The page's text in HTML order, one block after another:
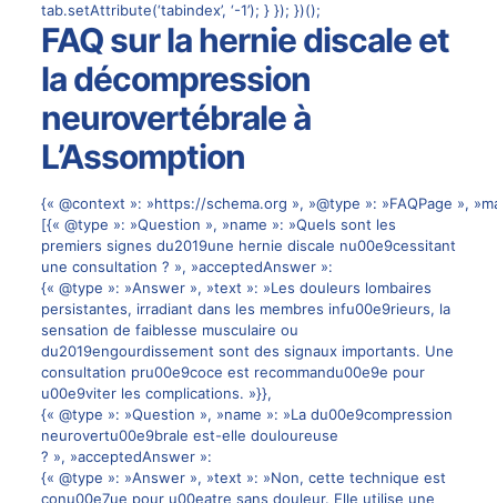
tab.setAttribute(‘tabindex’, ‘-1’); } }); })();
FAQ sur la hernie discale et
la décompression
neurovertébrale à
L’Assomption
{« @context »: »https://schema.org », »@type »: »FAQPage »,
[{« @type »: »Question », »name »: »Quels sont les
premiers signes du2019une hernie discale nu00e9cessitant
une consultation ? », »acceptedAnswer »:
{« @type »: »Answer », »text »: »Les douleurs lombaires
persistantes, irradiant dans les membres infu00e9rieurs, la
sensation de faiblesse musculaire ou
du2019engourdissement sont des signaux importants. Une
consultation pru00e9coce est recommandu00e9e pour
u00e9viter les complications. »}},
{« @type »: »Question », »name »: »La du00e9compression
neurovertu00e9brale est-elle douloureuse
? », »acceptedAnswer »:
{« @type »: »Answer », »text »: »Non, cette technique est
conu00e7ue pour u00eatre sans douleur. Elle utilise une